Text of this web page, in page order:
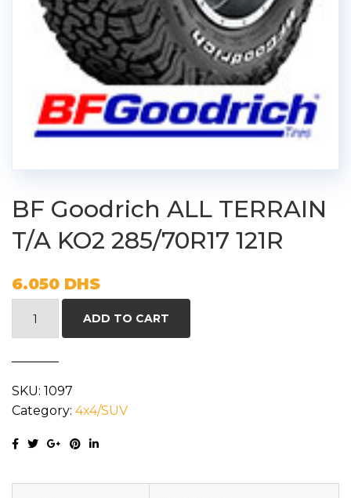
BF Goodrich ALL TERRAIN
T/A KO2 285/70R17 121R
6.050 DHS
T/A
KO2
285/70R17
ADD TO CART
SKU: 1097
Category: 4x4/SUV